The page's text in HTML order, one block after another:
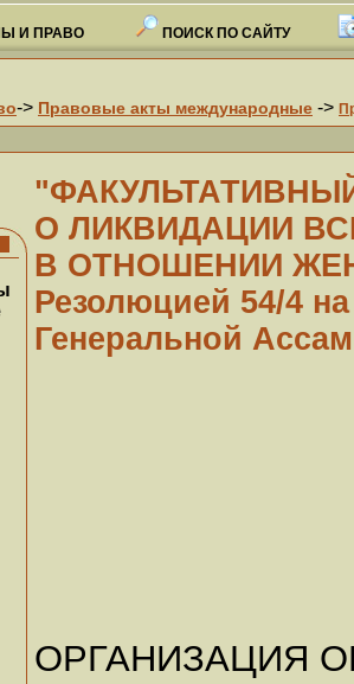
И ПРАВО ПОИСК ПО САЙТУ
-> Правовые акты международные ->
О ЛИКВИДАЦИИ
В ОТНОШЕНИИ
Резолюцией 54/4
Генеральной
ОРГАНИЗАЦИЯ